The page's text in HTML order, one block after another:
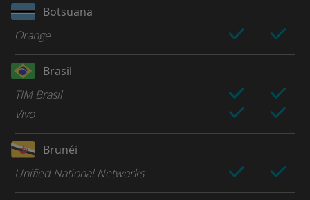
Botsuana
Orange
Brasil
TIM Brasil
Vivo
Brunéi
Unified National Networks